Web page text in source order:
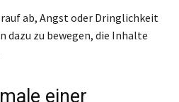
ab, Angst oder Dringlichkeit
dazu zu bewegen, die Inhalte
einer